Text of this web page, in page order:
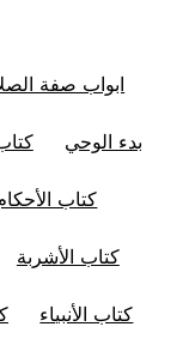
ابواب صفة
بدء الوحي
كتاب
كتاب الأشربة
كتاب الأنبياء